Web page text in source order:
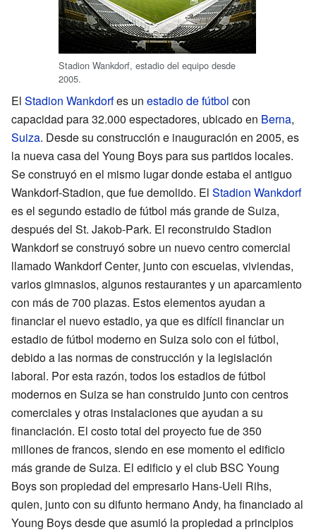
Stadion Wankdorf, estadio del equipo desde
2005.
El Stadion Wankdorfes un estadio de fútbol con
capacidad para 32.000 espectadores, ubicado en Berna,
Suiza. Desde su construcción e inauguración en 2005, es
la nueva casa del Young Boys para sus partidos locales.
Se construyó en el mismo lugar donde estaba el antiguo
Wankdorf-Stadion, que fue demolido. El Stadion Wankdorf
es el segundo estadio de fútbol más grande de Suiza,
después del St. Jakob-Park. El reconstruido Stadion
Wankdorf se construyó sobre un nuevo centro comercial
llamado Wankdorf Center, junto con escuelas, viviendas,
varios gimnasios, algunos restaurantes y un aparcamiento
con más de 700 plazas. Estos elementos ayudan a
financiar el nuevo estadio, ya que es difícil financiar un
estadio de fútbol moderno en Suiza solo con el fútbol,
debido a las normas de construcción y la legislación
laboral. Por esta razón, todos los estadios de fútbol
modernos en Suiza se han construido junto con centros
comerciales y otras instalaciones que ayudan a su
financiación. El costo total del proyecto fue de 350
millones de francos, siendo en ese momento el edificio
más grande de Suiza. El edificio y el club BSC Young
Boys son propiedad del empresario Hans-Ueli Rihs,
quien, junto con su difunto hermano Andy, ha financiado al
Young Boys desde que asumió la propiedad a principios